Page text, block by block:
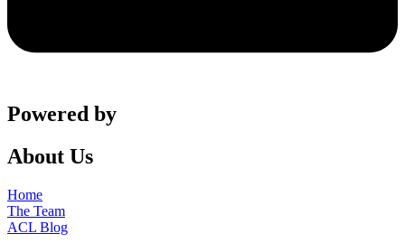
Powered by
About Us
Home
The Team
ACL Blog